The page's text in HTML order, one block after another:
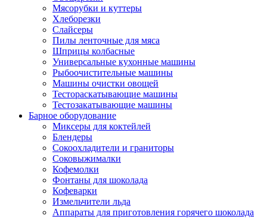
Мясорубки и куттеры
Хлеборезки
Слайсеры
Пилы ленточные для мяса
Шприцы колбасные
Универсальные кухонные машины
Рыбоочистительные машины
Машины очистки овощей
Тестораскатывающие машины
Тестозакатывающие машины
Барное оборудование
Миксеры для коктейлей
Блендеры
Сокоохладители и граниторы
Соковыжималки
Кофемолки
Фонтаны для шоколада
Кофеварки
Измельчители льда
Аппараты для приготовления горячего шоколада